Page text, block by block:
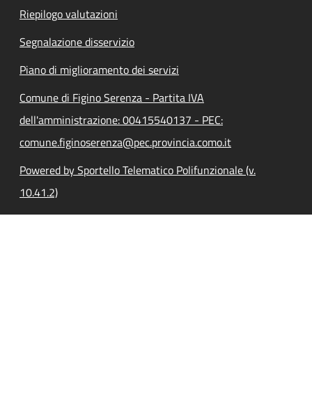
Riepilogo valutazioni
Segnalazione disservizio
Piano di miglioramento dei servizi
Comune di Figino Serenza - Partita IVA
dell'amministrazione: 00415540137 - PEC:
comune.figinoserenza@pec.provincia.como.it
Powered by Sportello Telematico Polifunzionale (v.
10.41.2)